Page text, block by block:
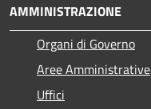
AMMINISTRAZIONE
Organi di Governo
Aree Amministrative
Uffici